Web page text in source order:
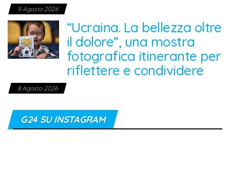
9 Agosto 2026
“Ucraina. La bellezza oltre
il dolore”, una mostra
fotografica itinerante per
riflettere e condividere
8 Agosto 2026
G24 SU INSTAGRAM